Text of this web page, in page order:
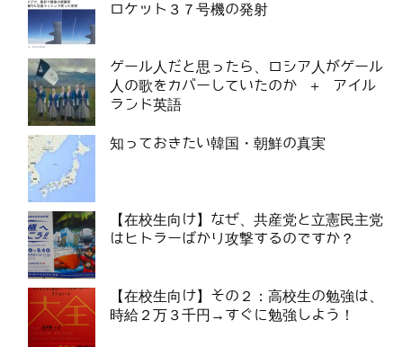
ロケット３７号機の発射
ゲール人だと思ったら、ロシア人がゲール
人の歌をカバーしていたのか ＋ アイル
ランド英語
知っておきたい韓国・朝鮮の真実
【在校生向け】なぜ、共産党と立憲民主党
はヒトラーばかり攻撃するのですか？
【在校生向け】その２：高校生の勉強は、
時給２万３千円→すぐに勉強しよう！